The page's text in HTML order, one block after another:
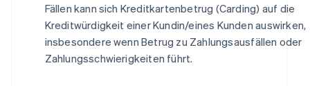
Fällen kann sich Kreditkartenbetrug (Carding) auf die
Kreditwürdigkeit einer Kundin/eines Kunden auswirken,
insbesondere wenn Betrug zu Zahlungsausfällen oder
Zahlungsschwierigkeiten führt.